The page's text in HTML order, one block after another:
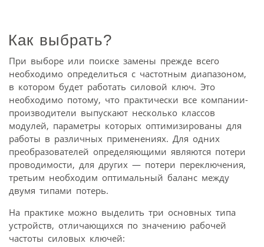
Как выбрать?
При выборе или поиске замены прежде всего
необходимо определиться с частотным диапазоном,
в котором будет работать силовой ключ. Это
необходимо потому, что практически все компании-
производители выпускают несколько классов
модулей, параметры которых оптимизированы для
работы в различных применениях. Для одних
преобразователей определяющими являются потери
проводимости, для других — потери переключения,
третьим необходим оптимальный баланс между
двумя типами потерь.
На практике можно выделить три основных типа
устройств, отличающихся по значению рабочей
частоты силовых ключей: